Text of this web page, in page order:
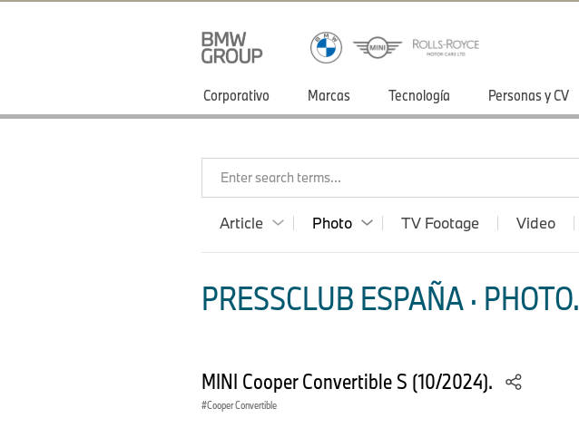
Corporativo Marcas Tecnología Personas y CV
Enter search terms...
Article Photo TV Footage Video
PRESSCLUB ESPAÑA · PHOTO.
MINI Cooper Convertible S (10/2024).
Cooper Convertible